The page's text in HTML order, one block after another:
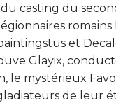
casting du
romains
et
Glayix,
le mystérieux
de leur